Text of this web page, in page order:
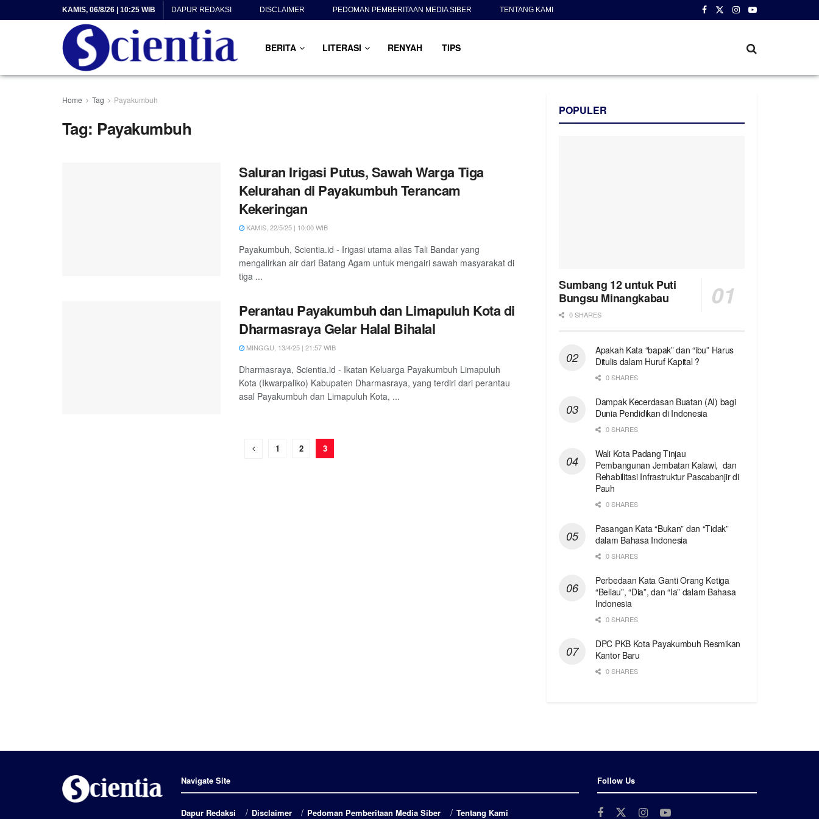
KAMIS, 06/8/26 | 10:25 WIB DAPUR REDAKSI DISCLAIMER PEDOMAN PEMBERITAAN MEDIA SIBER TENTANG KAMI
BERITA LITERASI RENYAH TIPS
Home Tag Payakumbuh
Tag: Payakumbuh
Saluran Irigasi Putus, Sawah Warga Tiga
Kelurahan di Payakumbuh Terancam
Kekeringan
KAMIS, 22/5/25 | 10:00 WIB
Payakumbuh, Scientia.id - Irigasi utama alias Tali Bandar yang
mengalirkan air dari Batang Agam untuk mengairi sawah masyarakat di
tiga ...
Perantau Payakumbuh dan Limapuluh Kota di
Dharmasraya Gelar Halal Bihalal
MINGGU, 13/4/25 | 21:57 WIB
Dharmasraya, Scientia.id - Ikatan Keluarga Payakumbuh Limapuluh
Kota (Ikwarpaliko) Kabupaten Dharmasraya, yang terdiri dari perantau
asal Payakumbuh dan Limapuluh Kota, ...
1 2 3
POPULER
Sumbang 12 untuk Puti
Bungsu Minangkabau
0 SHARES
Apakah Kata “bapak” dan “ibu” Harus
Ditulis dalam Huruf Kapital ?
0 SHARES
Dampak Kecerdasan Buatan (AI) bagi
Dunia Pendidikan di Indonesia
0 SHARES
Wali Kota Padang Tinjau
Pembangunan Jembatan Kalawi, dan
Rehabilitasi Infrastruktur Pascabanjir di
Pauh
0 SHARES
Pasangan Kata “Bukan” dan “Tidak”
dalam Bahasa Indonesia
0 SHARES
Perbedaan Kata Ganti Orang Ketiga
“Beliau”, “Dia”, dan “Ia” dalam Bahasa
Indonesia
0 SHARES
DPC PKB Kota Payakumbuh Resmikan
Kantor Baru
0 SHARES
Navigate Site
Dapur Redaksi Disclaimer Pedoman Pemberitaan Media Siber Tentang Kami
Follow Us